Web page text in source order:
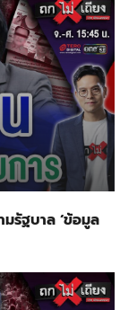
มรัฐบาล ‘ข้อมูล